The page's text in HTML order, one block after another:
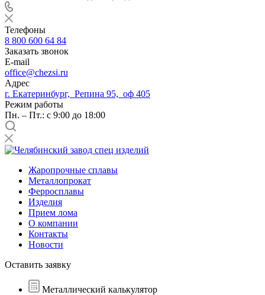
Телефоны
8 800 600 64 84
Заказать звонок
E-mail
office@chezsi.ru
Адрес
г. Екатеринбург, Репина 95, оф 405
Режим работы
Пн. – Пт.: с 9:00 до 18:00
Жаропрочные сплавы
Металлопрокат
Ферросплавы
Изделия
Прием лома
О компании
Контакты
Новости
Оставить заявку
Металлический калькулятор